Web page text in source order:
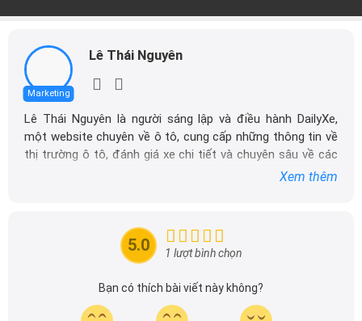
Marketing
Lê Thái Nguyên
Lê Thái Nguyên là người sáng lập và điều hành DailyXe,
một website chuyên về ô tô, cung cấp những thông tin về
thị trường ô tô, đánh giá xe chi tiết và chuyên sâu về các
đầu cho những người yêu thích ô tô tại Việt Nam. Hãy
theo dõi tôi để cập nhật thông tin về thị trường ô tô
Xem thêm
5.0 1 lượt bình chọn
Bạn có thích bài viết này không?